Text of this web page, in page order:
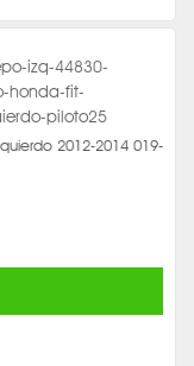
2012-2014 019-